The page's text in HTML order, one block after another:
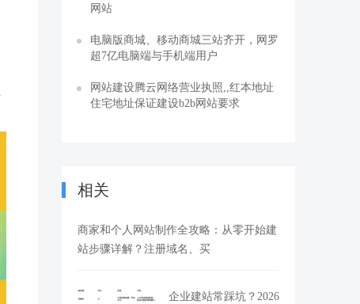
网站
电脑版商城、移动商城三站齐开，网罗
超7亿电脑端与手机端用户
网站建设腾云网络营业执照,,红本地址
住宅地址保证建设b2b网站要求
相关
商家和个人网站制作全攻略：从零开始建
站步骤详解？注册域名、买
企业建站常踩坑？2026